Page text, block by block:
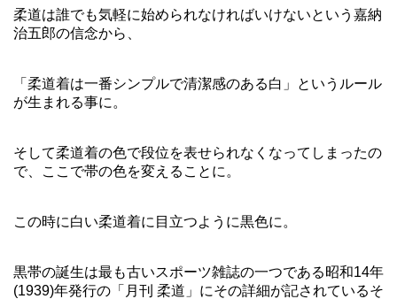
柔道は誰でも気軽に始められなければいけないという嘉納
治五郎の信念から、
「柔道着は一番シンプルで清潔感のある白」というルール
が生まれる事に。
そして柔道着の色で段位を表せられなくなってしまったの
で、ここで帯の色を変えることに。
この時に白い柔道着に目立つように黒色に。
黒帯の誕生は最も古いスポーツ雑誌の一つである昭和14年
(1939)年発行の「月刊 柔道」にその詳細が記されているそ